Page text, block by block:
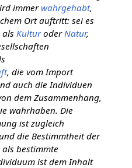
immerwahrgehabt,
Ort auftritt: sei es
als KulturoderNatur,
, die vom Import
auch die Individuen
dem Zusammenhang,
wahrhaben. Die
ist zugleich
die Bestimmtheit der
bestimmte
ist dem Inhalt